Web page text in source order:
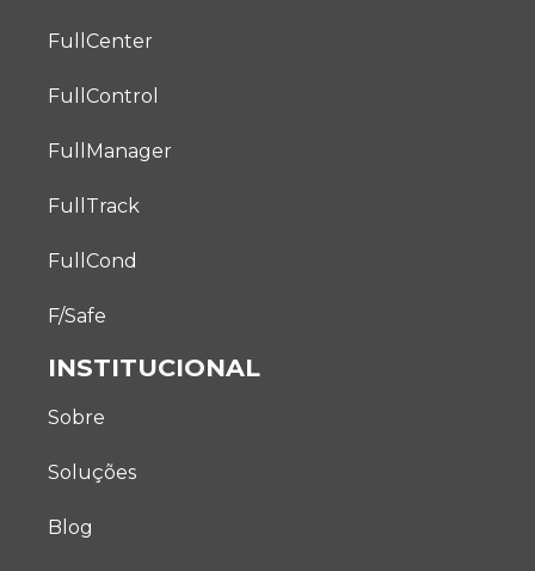
FullCenter
FullControl
FullManager
FullTrack
FullCond
F/Safe
INSTITUCIONAL
Sobre
Soluções
Blog